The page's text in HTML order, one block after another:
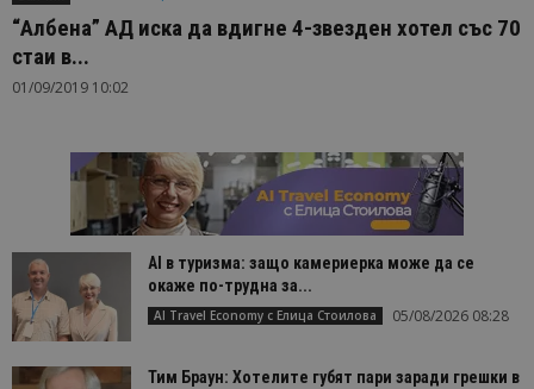
“Албена” АД иска да вдигне 4-звезден хотел със 70
стаи в...
01/09/2019 10:02
AI в туризма: защо камериерка може да се
окаже по-трудна за...
AI Travel Economy с Елица Стоилова 05/08/2026 08:28
Тим Браун: Хотелите губят пари заради грешки в